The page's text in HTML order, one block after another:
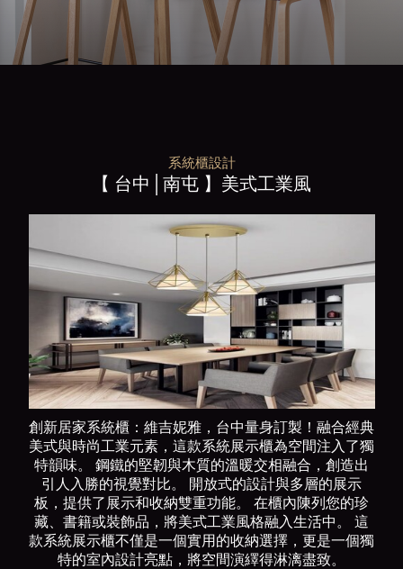
系統櫃設計
【 台中│南屯 】美式工業風
創新居家系統櫃：維吉妮雅，台中量身訂製！融合經典
美式與時尚工業元素，這款系統展示櫃為空間注入了獨
特韻味。 鋼鐵的堅韌與木質的溫暖交相融合，創造出
引人入勝的視覺對比。 開放式的設計與多層的展示
板，提供了展示和收納雙重功能。 在櫃內陳列您的珍
藏、書籍或裝飾品，將美式工業風格融入生活中。 這
款系統展示櫃不僅是一個實用的收納選擇，更是一個獨
特的室內設計亮點，將空間演繹得淋漓盡致。